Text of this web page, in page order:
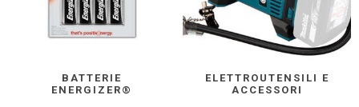
BATTERIE
ENERGIZER®
ELETTROUTENSILI E
ACCESSORI